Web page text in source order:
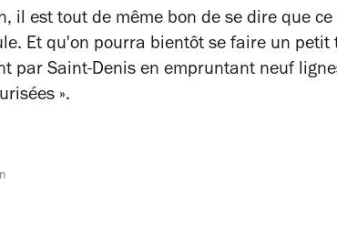
il est tout de même bon de se dire que ce
Et qu'on pourra bientôt se faire un petit
par Saint-Denis en empruntant neuf
».